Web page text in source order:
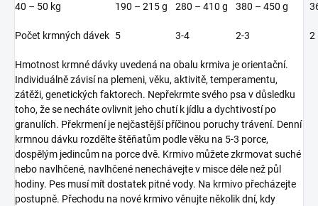
40 – 50 kg 190 – 215 g 280 – 410 g 380 – 450 g
Počet krmných dávek 5 3-4 2-3 2
Hmotnost krmné dávky uvedená na obalu krmiva je orientační.
Individuálně závisí na plemeni, věku, aktivitě, temperamentu,
zátěži, genetických faktorech. Nepřekrmte svého psa v důsledku
toho, že se necháte ovlivnit jeho chutí k jídlu a dychtivostí po
granulích. Překrmení je nejčastější příčinou poruchy trávení. Denní
krmnou dávku rozdělte štěňatům podle věku na 5-3 porce,
dospělým jedincům na porce dvě. Krmivo můžete zkrmovat suché
nebo navlhčené, navlhčené nenechávejte v misce déle než půl
hodiny. Pes musí mít dostatek pitné vody. Na krmivo přecházejte
postupně. Přechodu na nové krmivo věnujte několik dní, kdy